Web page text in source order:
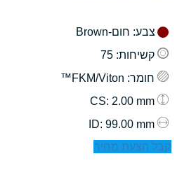
צבע: חום-Brown
קשיחות: 75
חומר: FKM/Viton™
: 2.00 mm
: 99.00 mm
קבל הצעת מחיר